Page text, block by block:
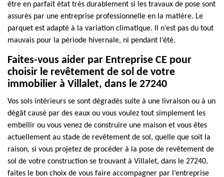
être en parfait état très durablement si les travaux de pose sont
assurés par une entreprise professionnelle en la matière. Le
parquet est adapté à la variation climatique. Il n’est pas du tout
mauvais pour la période hivernale, ni pendant l’été.
Faites-vous aider par Entreprise CE pour
choisir le revêtement de sol de votre
immobilier à Villalet, dans le 27240
Vos sols intérieurs se sont dégradés suite à une livraison ou à un
dégât causé par des eaux ou vous voulez tout simplement les
embellir ou vous venez de construire une maison et vous êtes
actuellement au stade de revêtement de sol, quelle que soit la
raison, si vous projetez de procéder à la pose de revêtement de
sol de votre construction se trouvant à Villalet, dans le 27240,
faites le bon choix de vous faire accompagner par l’entreprise